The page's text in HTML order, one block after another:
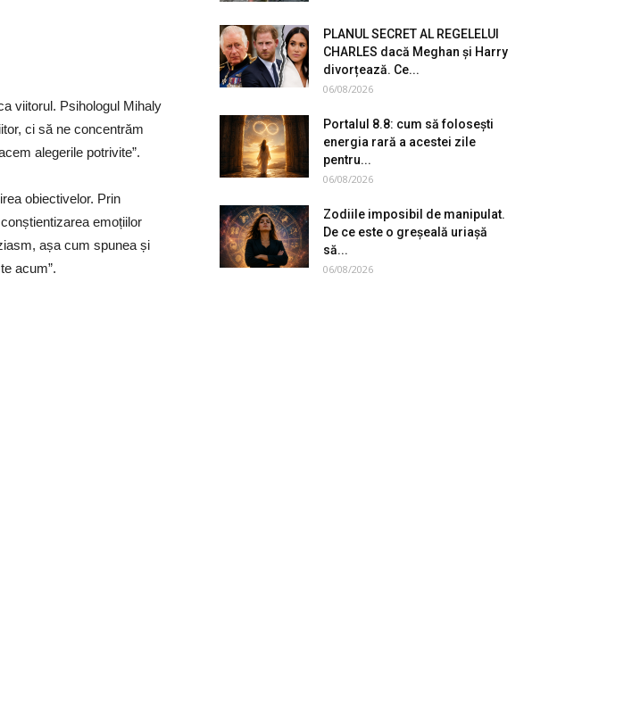
viitorul. Psihologul Mihaly
ci să ne concentrăm
alegerile potrivite”.
obiectivelor. Prin
emoțiilor
așa cum spunea și
acum”.
PLANUL SECRET AL REGELELUI
CHARLES dacă Meghan și Harry
divorțează. Ce...
06/08/2026
Portalul 8.8: cum să folosești
energia rară a acestei zile
pentru...
06/08/2026
Zodiile imposibil de manipulat.
De ce este o greșeală uriașă
să...
06/08/2026